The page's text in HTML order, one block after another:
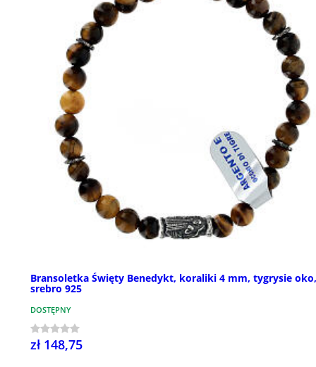
Bransoletka Święty Benedykt, koraliki 4 mm, tygrysie oko,
srebro 925
DOSTĘPNY
zł 148,75